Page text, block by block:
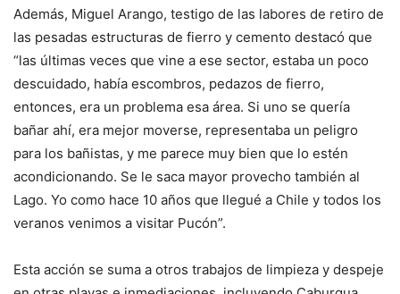
Además, Miguel Arango, testigo de las labores de retiro de
las pesadas estructuras de fierro y cemento destacó que
“las últimas veces que vine a ese sector, estaba un poco
descuidado, había escombros, pedazos de fierro,
entonces, era un problema esa área. Si uno se quería
bañar ahí, era mejor moverse, representaba un peligro
para los bañistas, y me parece muy bien que lo estén
acondicionando. Se le saca mayor provecho también al
Lago. Yo como hace 10 años que llegué a Chile y todos los
veranos venimos a visitar Pucón”.
Esta acción se suma a otros trabajos de limpieza y despeje